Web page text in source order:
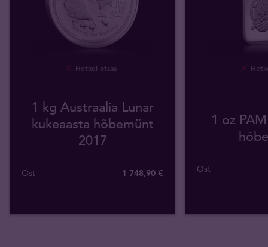
Hetkel otsas
1 kg Austraalia Lunar
kukeaasta hõbemünt
2017
Ost 1 748,90 €
1 oz
Ost